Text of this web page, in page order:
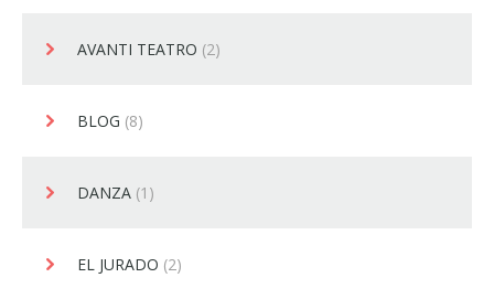
AVANTI TEATRO (2)
BLOG (8)
DANZA (1)
EL JURADO (2)